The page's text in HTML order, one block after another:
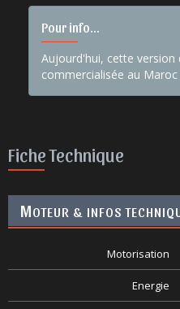
Pour info...
Aujourd'hui, cette version
commercialisée au Maroc
Fiche Technique
MOTEUR & INFOS
Motorisation
Energie